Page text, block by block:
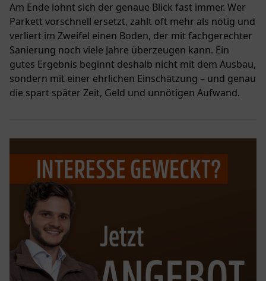
Am Ende lohnt sich der genaue Blick fast immer. Wer
Parkett vorschnell ersetzt, zahlt oft mehr als nötig und
verliert im Zweifel einen Boden, der mit fachgerechter
Sanierung noch viele Jahre überzeugen kann. Ein
gutes Ergebnis beginnt deshalb nicht mit dem Ausbau,
sondern mit einer ehrlichen Einschätzung – und genau
die spart später Zeit, Geld und unnötigen Aufwand.